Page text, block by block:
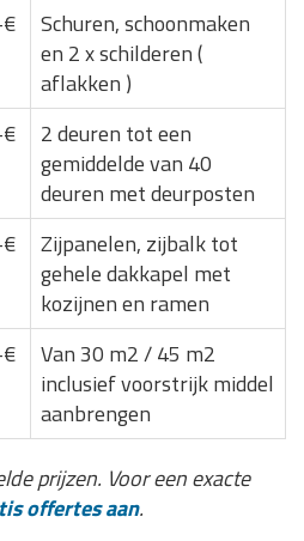
Schuren, schoonmaken
en 2 x schilderen (
aflakken )
2 deuren tot een
gemiddelde van 40
deuren met deurposten
Zijpanelen, zijbalk tot
gehele dakkapel met
kozijnen en ramen
Van 30 m2 / 45 m2
inclusief voorstrijk middel
aanbrengen
prijzen. Voor een exacte
offertes aan.